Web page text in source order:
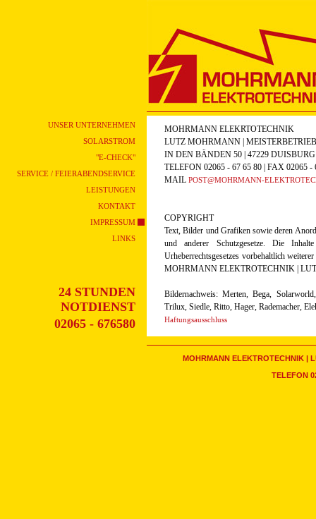
UNSER UNTERNEHMEN
SOLARSTROM
"E-CHECK"
SERVICE / FEIERABENDSERVICE
LEISTUNGEN
KONTAKT
IMPRESSUM
LINKS
24 STUNDEN
NOTDIENST
02065 - 676580
MOHRMANN ELEKRTOTECHNIK
LUTZ MOHRMANN | MEISTERBETRIEB
IN DEN BÄNDEN 50 | 47229 DUISBURG
TELEFON 02065 - 67 65 80 | FAX 02065 -
MAIL POST@MOHRMANN-
COPYRIGHT
Text, Bilder und Grafiken sowie deren
und anderer Schutzgesetze. Die
Urheberrechtsgesetzes vorbehaltlich
MOHRMANN ELEKTROTECHNIK |
Bildernachweis: Merten, Bega,
Trilux, Siedle, Ritto, Hager, Rademacher,
Haftungsausschluss
MOHRMANN ELEKTROTECHNIK |
TELEFON